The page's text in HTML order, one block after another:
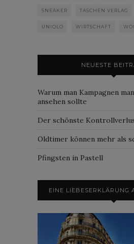
SNEAKER TASCHEN VERLAG
UNIQLO WIRTSCHAFT
NEUESTE
Warum man Kampagnen
ansehen sollte
Der schönste
Oldtimer können mehr als
Pfingsten in Pastell
EINE LIEBESERKLÄRUNG